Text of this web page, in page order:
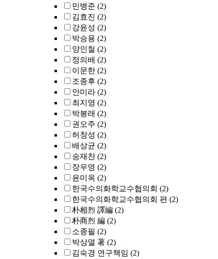
민병준 (2)
김효진 (2)
강윤성 (2)
박승용 (2)
양인철 (2)
정의배 (2)
이문한 (2)
조종후 (2)
안미라 (2)
최지영 (2)
박봉래 (2)
권오주 (2)
허창성 (2)
배상균 (2)
송재찬 (2)
장우영 (2)
윤미옥 (2)
한국수의화학교수협의회 (2)
한국수의화학교수협의회 편 (2)
朴相烈 譯編 (2)
朴商烈 編 (2)
소종필 (2)
박상열 著 (2)
김숙경 연구책임 (2)